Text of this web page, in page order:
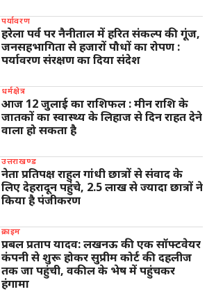
पर्यावरण
हरेला पर्व पर नैनीताल में हरित संकल्प की गूंज,
जनसहभागिता से हजारों पौधों का रोपण :
पर्यावरण संरक्षण का दिया संदेश
धर्मक्षेत्र
आज 12 जुलाई का राशिफल : मीन राशि के
जातकों का स्वास्थ्य के लिहाज से दिन राहत देने
वाला हो सकता है
उत्तराखण्ड
नेता प्रतिपक्ष राहुल गांधी छात्रों से संवाद के
लिए देहरादून पहुंचे, 2.5 लाख से ज्यादा छात्रों ने
किया है पंजीकरण
क्राइम
प्रबल प्रताप यादव: लखनऊ की एक सॉफ्टवेयर
कंपनी से शुरू होकर सुप्रीम कोर्ट की दहलीज
तक जा पहुंची, वकील के भेष में पहुंचकर
हंगामा